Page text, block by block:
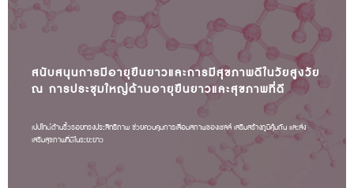
สนับสนุนการมีอายุยืนยาวและการมีสุขภาพดีในวัยสูงวัย
ณ การประชุมใหญ่ด้านอายุยืนยาวและสุขภาพที่ดี
เปปไทด์ต้านริ้วรอยทรงประสิทธิภาพ ช่วยควบคุมการเสื่อมสภาพของเซลล์ เสริมสร้างภูมิคุ้มกัน และส่ง
เสริมสุขภาพที่ดีในระยะยาว